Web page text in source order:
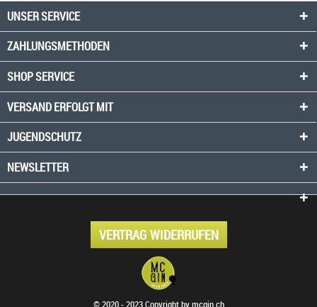
UNSER SERVICE
ZAHLUNGSMETHODEN
SHOP SERVICE
VERSAND ERFOLGT MIT
JUGENDSCHUTZ
NEWSLETTER
VERTRAG WIDERRUFEN
© 2020 - 2023 Copyright by mcgin.ch